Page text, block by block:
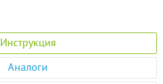
Инструкция
Аналоги